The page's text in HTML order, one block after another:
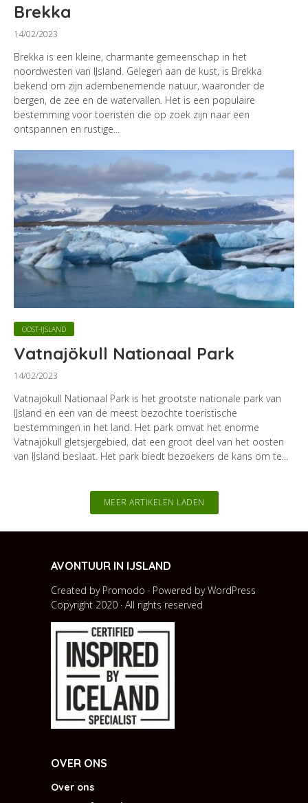
Brekka
14/02/2023
Brekka is een kleine, charmante gemeenschap in het
noordwesten van IJsland. Gelegen aan de kust, is Brekka
bekend om zijn adembenemende natuur, waaronder de
bergen, de zee en de watervallen. Het is een populaire
bestemming voor toeristen die op zoek zijn naar een
ontspannen en rustige...
OOST-IJSLAND
Vatnajökull Nationaal Park
14/02/2023
Vatnajökull Nationaal Park is het grootste nationale park van
IJsland en een van de meest bezochte toeristische
bestemmingen in het land. Het park omvat het enorme
Vatnajökull gletsjergebied, dat een groot deel van het oosten
van IJsland beslaat. Het park biedt bezoekers de kans om te...
MEER ARTIKELEN LADEN
AVONTUUR IN IJSLAND
Created by Promodo · Powered byWordPress
Copyright 2020 · All rights reserved
OVER ONS
Over ons